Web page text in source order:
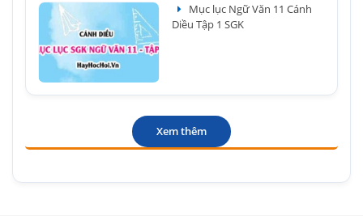
Mục lục Ngữ Văn 11 Cánh
Diều Tập 1 SGK
Xem thêm